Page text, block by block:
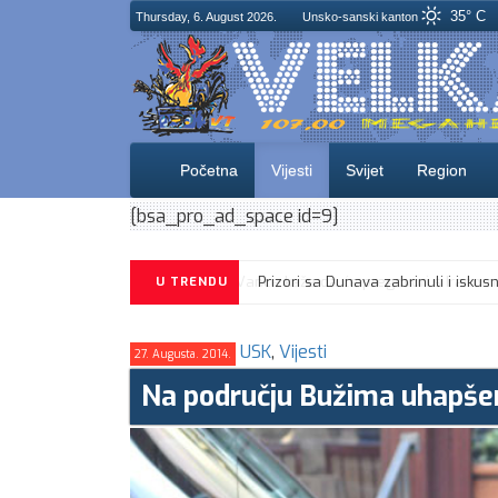
Thursday, 6. August 2026. Unsko-sanski kanton 35° C
Početna Vijesti Svijet Region
[bsa_pro_ad_space id=9]
U TRENDU Prizori sa Dunava zabrinuli i
27. Augusta. 2014. USK, Vijesti
Na području Bužima